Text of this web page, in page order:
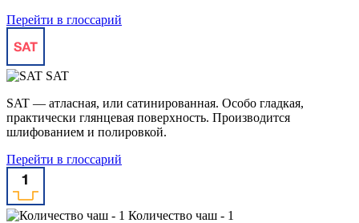
Перейти в глоссарий
SAT
SAT — атласная, или сатинированная. Особо гладкая,
практически глянцевая поверхность. Производится
шлифованием и полировкой.
Перейти в глоссарий
Количество чаш - 1